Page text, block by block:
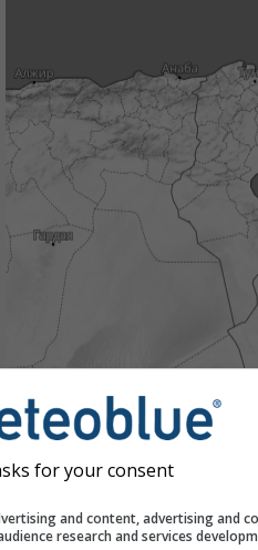
for your consent
and content, advertising and
research and services